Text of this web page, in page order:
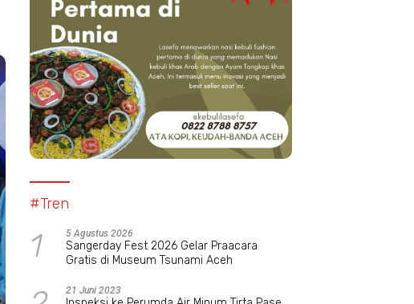
#Tren
1 5 Agustus 2026
Sangerday Fest 2026 Gelar Praacara
Gratis di Museum Tsunami Aceh
21 Juni 2023